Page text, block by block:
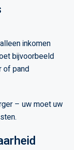
inkomen
bijvoorbeeld
of pand
– uw moet uw